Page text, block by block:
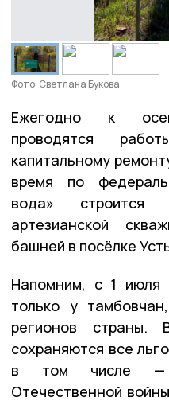
Фото: Светлана Букова
Ежегодно к
проводятся
капитальному
время по
вода» строится
артезианской
башней в посёлке
Напомним, с 1 июля
только у
регионов страны.
сохраняются все
в том числе —
Отечественной